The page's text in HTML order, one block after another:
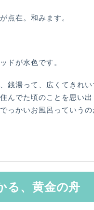
点在。和みます。
ドが水色です。
銭湯って、広くてきれい
んでた頃のことを思い出
っかいお風呂っていう
る、黄金の舟